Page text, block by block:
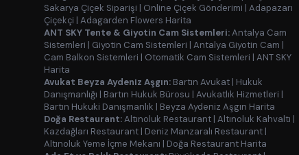
Sakarya Çiçek Siparişi | Online Çiçek Gönderimi | Adapazarı
Çiçekçi | Adagarden Flowers Harita
ANT SKY Tente & Giyotin Cam Sistemleri:Antalya Cam
Sistemleri | Giyotin Cam Sistemleri | Antalya Giyotin Cam |
Cam Balkon Sistemleri | Otomatik Cam Sistemleri | ANT SKY
Harita
Avukat Beyza Aydeniz Aşgın: Bartın Avukat | Hukuk
Danışmanlığı | Bartın Hukuk Bürosu | Avukatlık Hizmetleri |
Bartın Hukuki Danışmanlık | Beyza Aydeniz Aşgın Harita
Doğa Restaurant:Altınoluk Restaurant | Altınoluk Kahvaltı |
Kazdağları Restaurant | Deniz Manzaralı Restaurant |
Altınoluk Yeme İçme Mekanı | Doğa Restaurant Harita